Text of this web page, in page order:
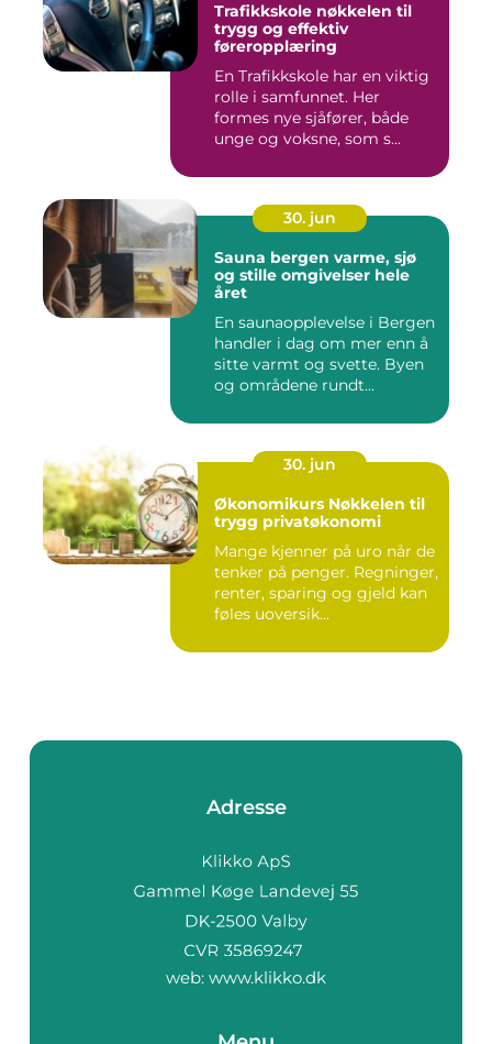
Trafikkskole nøkkelen til
trygg og effektiv
føreropplæring
En Trafikkskole har en viktig
rolle i samfunnet. Her
formes nye sjåfører, både
unge og voksne, som s...
30. jun
Sauna bergen varme, sjø
og stille omgivelser hele
året
En saunaopplevelse i Bergen
handler i dag om mer enn å
sitte varmt og svette. Byen
og områdene rundt...
30. jun
Økonomikurs Nøkkelen til
trygg privatøkonomi
Mange kjenner på uro når de
tenker på penger. Regninger,
renter, sparing og gjeld kan
føles uoversik...
Adresse
web: www.klikko.dk